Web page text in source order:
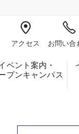
アクセス お問い合
ベント案内・
プンキャンパス